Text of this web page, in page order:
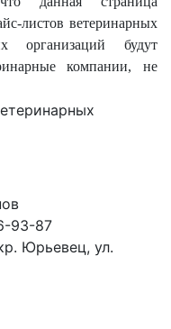
листов ветеринарных
организаций будут
компании, не
93-87
Юрьевец, ул.